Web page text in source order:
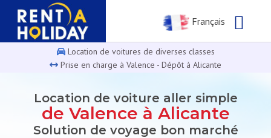
Français
Location de voitures de diverses classes
Prise en charge à Valence - Dépôt à Alicante
Location de voiture aller simple
de Valence à Alicante
Solution de voyage bon marché